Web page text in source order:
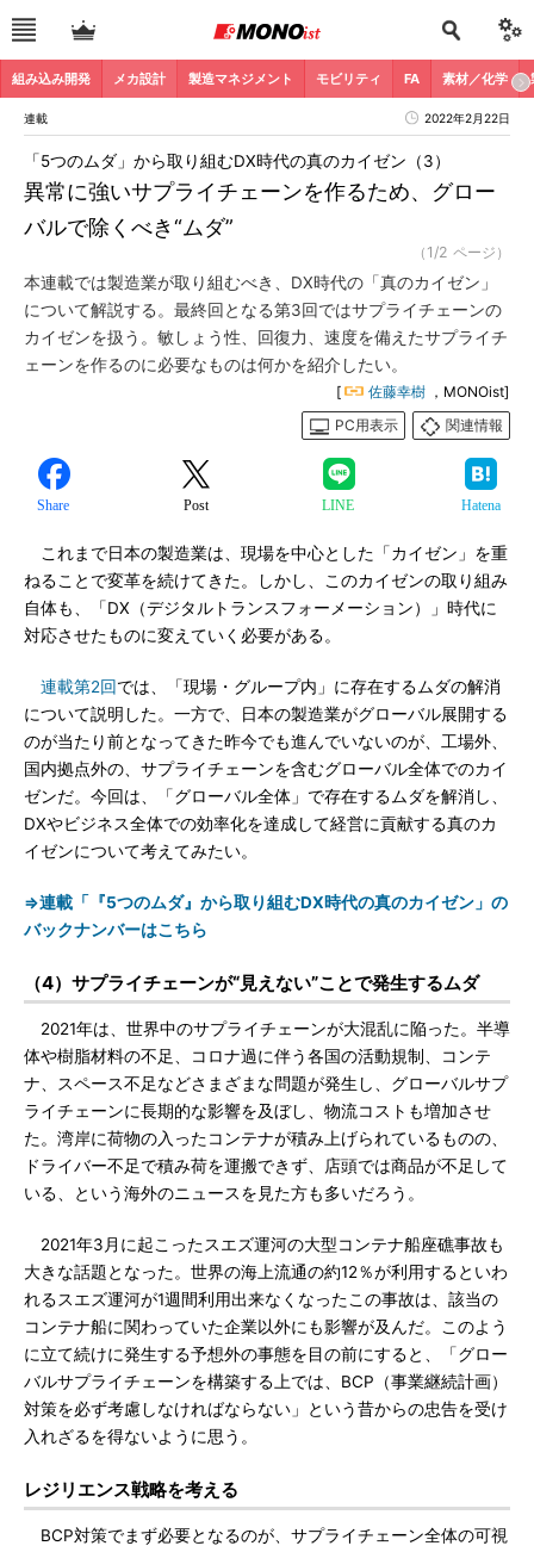
組み込み開発 メカ設計 製造マネジメント モビリティ FA 素材／化学
連載 2022年2月22日
異常に強いサプライチェーンを作るため、グロー
バルで除くべき“ムダ”
「5つのムダ」から取り組むDX時代の真のカイゼン（3）
（1/2 ページ）
本連載では製造業が取り組むべき、DX時代の「真のカイゼン」
について解説する。最終回となる第3回ではサプライチェーンの
カイゼンを扱う。敏しょう性、回復力、速度を備えたサプライチ
ェーンを作るのに必要なものは何かを紹介したい。
[ 佐藤幸樹 ，MONOist]
PC用表示
関連情報
Share Post LINE Hatena
これまで日本の製造業は、現場を中心とした「カイゼン」を重
ねることで変革を続けてきた。しかし、このカイゼンの取り組み
自体も、「DX（デジタルトランスフォーメーション）」時代に
対応させたものに変えていく必要がある。
連載第2回では、「現場・グループ内」に存在するムダの解消
について説明した。一方で、日本の製造業がグローバル展開する
のが当たり前となってきた昨今でも進んでいないのが、工場外、
国内拠点外の、サプライチェーンを含むグローバル全体でのカイ
ゼンだ。今回は、「グローバル全体」で存在するムダを解消し、
DXやビジネス全体での効率化を達成して経営に貢献する真のカ
イゼンについて考えてみたい。
⇒連載「『5つのムダ』から取り組むDX時代の真のカイゼン」の
バックナンバーはこちら
（4）サプライチェーンが“見えない”ことで発生するムダ
2021年は、世界中のサプライチェーンが大混乱に陥った。半導
体や樹脂材料の不足、コロナ過に伴う各国の活動規制、コンテ
ナ、スペース不足などさまざまな問題が発生し、グローバルサプ
ライチェーンに長期的な影響を及ぼし、物流コストも増加させ
た。湾岸に荷物の入ったコンテナが積み上げられているものの、
ドライバー不足で積み荷を運搬できず、店頭では商品が不足して
いる、という海外のニュースを見た方も多いだろう。
2021年3月に起こったスエズ運河の大型コンテナ船座礁事故も
大きな話題となった。世界の海上流通の約12％が利用するといわ
れるスエズ運河が1週間利用出来なくなったこの事故は、該当の
コンテナ船に関わっていた企業以外にも影響が及んだ。このよう
に立て続けに発生する予想外の事態を目の前にすると、「グロー
バルサプライチェーンを構築する上では、BCP（事業継続計画）
対策を必ず考慮しなければならない」という昔からの忠告を受け
入れざるを得ないように思う。
レジリエンス戦略を考える
BCP対策でまず必要となるのが、サプライチェーン全体の可視